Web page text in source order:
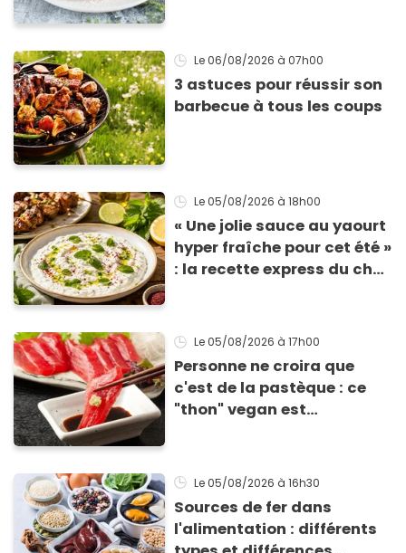
Le 06/08/2026 à 07h00
3 astuces pour réussir son
barbecue à tous les coups
Le 05/08/2026 à 18h00
« Une jolie sauce au yaourt
hyper fraîche pour cet été »
: la recette express du chef
grillades
Le 05/08/2026 à 17h00
Personne ne croira que
c'est de la pastèque : ce
"thon" vegan est
Le 05/08/2026 à 16h30
Sources de fer dans
l'alimentation : différents